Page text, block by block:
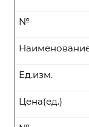
№
Ед.изм.
Цена(ед.)